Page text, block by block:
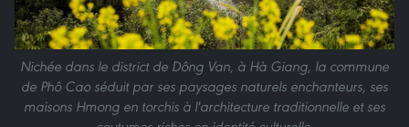
Nichée dans le district de Dông Van, à Hà Giang, la commune
de Phô Cao séduit par ses paysages naturels enchanteurs, ses
maisons Hmong en torchis à l'architecture traditionnelle et ses